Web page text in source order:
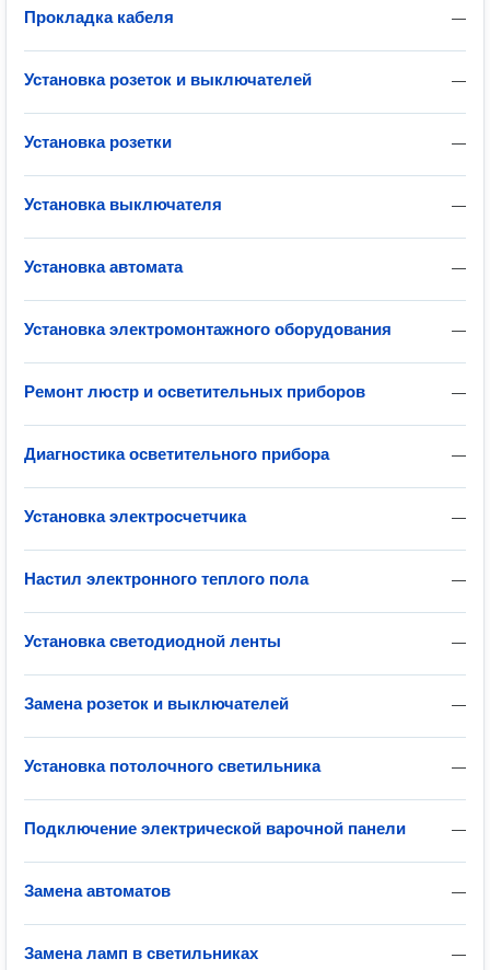
—
Прокладка кабеля
—
Установка розеток и выключателей
—
Установка розетки
—
Установка выключателя
—
Установка автомата
—
Установка электромонтажного оборудования
—
Ремонт люстр и осветительных приборов
—
Диагностика осветительного прибора
—
Установка электросчетчика
—
Настил электронного теплого пола
—
Установка светодиодной ленты
—
Замена розеток и выключателей
—
Установка потолочного светильника
—
Подключение электрической варочной панели
—
Замена автоматов
—
Замена ламп в светильниках